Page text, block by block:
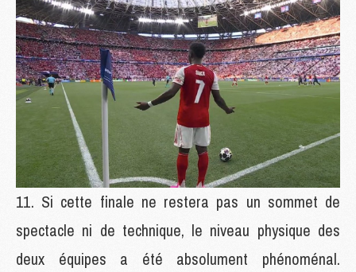
Si cette finale ne restera pas un sommet de
spectacle ni de technique, le niveau physique des
deux équipes a été absolument phénoménal.